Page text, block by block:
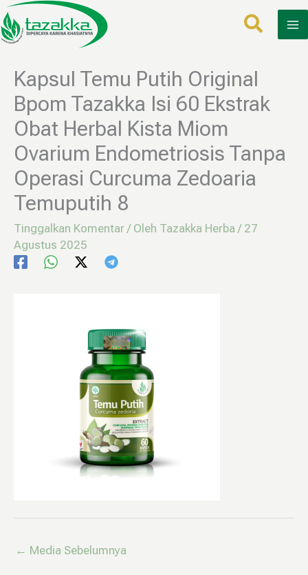
Lewati
ke
konten
Kapsul Temu Putih Original
Bpom Tazakka Isi 60 Ekstrak
Obat Herbal Kista Miom
Ovarium Endometriosis Tanpa
Operasi Curcuma Zedoaria
Temuputih 8
Tinggalkan Komentar / Oleh Tazakka Herba / 27
Agustus 2025
← Media Sebelumnya